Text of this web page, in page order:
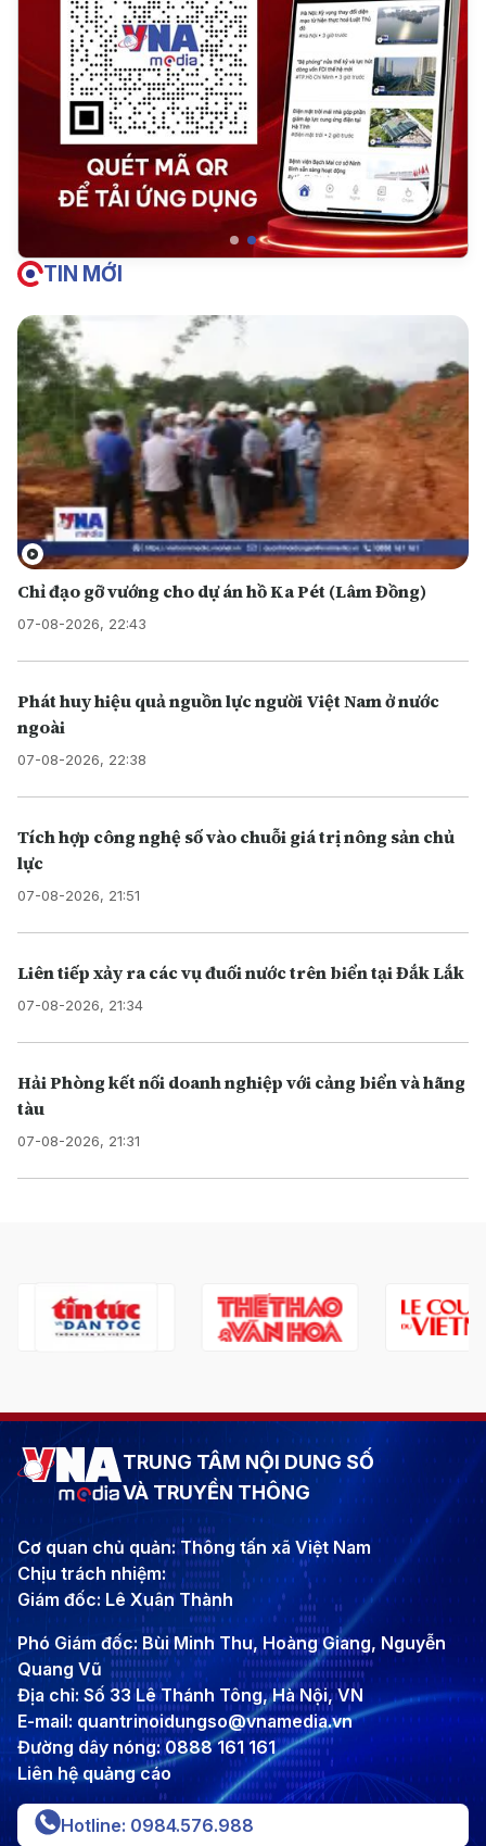
TIN MỚI
Chỉ đạo gỡ vướng cho dự án hồ Ka Pét (Lâm Đồng)
07-08-2026, 22:43
Phát huy hiệu quả nguồn lực người Việt Nam ở nước
ngoài
07-08-2026, 22:38
Tích hợp công nghệ số vào chuỗi giá trị nông sản chủ
lực
07-08-2026, 21:51
Liên tiếp xảy ra các vụ đuối nước trên biển tại Đắk Lắk
07-08-2026, 21:34
Hải Phòng kết nối doanh nghiệp với cảng biển và hãng
tàu
07-08-2026, 21:31
TRUNG TÂM NỘI DUNG SỐ
VÀ TRUYỀN THÔNG
Cơ quan chủ quản: Thông tấn xã Việt Nam
Chịu trách nhiệm:
Giám đốc: Lê Xuân Thành
Phó Giám đốc: Bùi Minh Thu, Hoàng Giang, Nguyễn
Quang Vũ
Địa chỉ: Số 33 Lê Thánh Tông, Hà Nội, VN
E-mail: quantrinoidungso@vnamedia.vn
Đường dây nóng: 0888 161 161
Liên hệ quảng cáo
Hotline: 0984.576.988